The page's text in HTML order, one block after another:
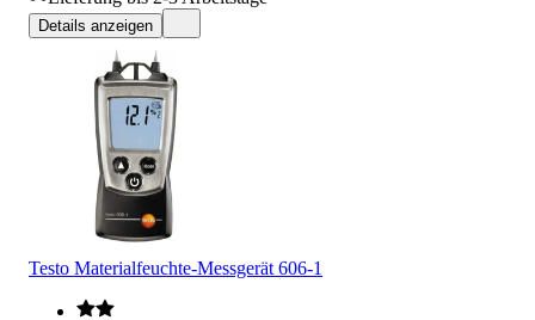
Details anzeigen
Testo Materialfeuchte-Messgerät 606-1